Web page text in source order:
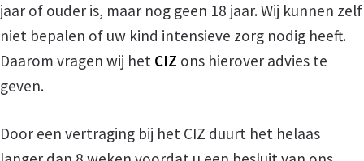
Onze Vrijwilligers
Word ook vrijwilliger
Veel gestelde vragen
jaar of ouder is, maar nog geen 18 jaar. Wij kunnen zelf
niet bepalen of uw kind intensieve zorg nodig heeft.
Daarom vragen wij het CIZ ons hierover advies te
geven.
Door een vertraging bij het CIZ duurt het helaas